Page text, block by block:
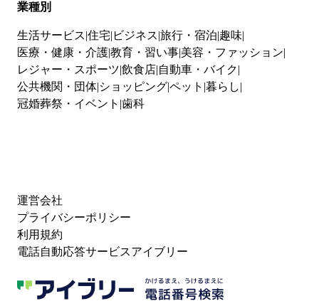
業種別
生活サービス 住宅 ビジネス 旅行・宿泊 趣味
医療・健康・介護教育・習い事 美容・ファッション
レジャー・スポーツ 飲食店 自動車・バイク
公共機関・団体 ショッピングペット 暮らし
冠婚葬祭・イベント 歯科
運営会社
プライバシーポリシー
利用規約
電話自動応答サービスアイブリー